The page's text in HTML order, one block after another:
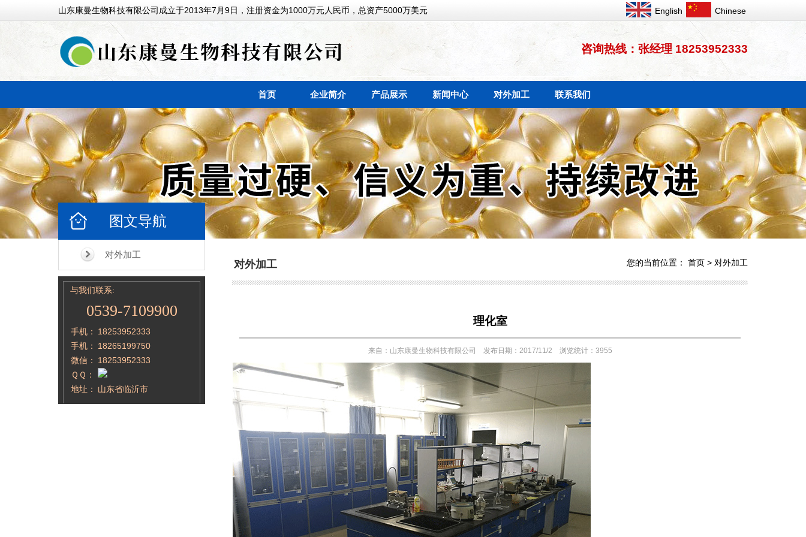
山东康曼生物科技有限公司成立于2013年7月9日，注册资金为1000万元人民币，总资产5000万美元 English Chinese
咨询热线：张经理 18253952333
首页 企业简介 产品展示 新闻中心 对外加工 联系我们
图文导航
对外加工
与我们联系:
0539-7109900
手机：
18253952333
手机：
18265199750
微信：
18253952333
ＱＱ：
地址：
山东省临沂市
对外加工 您的当前位置： 首页 > 对外加工
理化室
来自：山东康曼生物科技有限公司 发布日期：2017/11/2 浏览统计：3955